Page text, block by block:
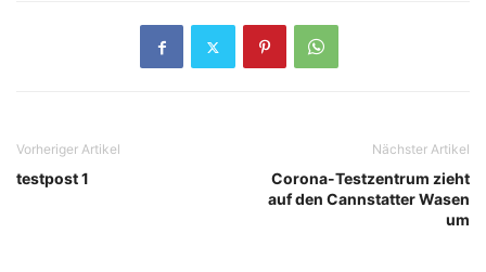
Vorheriger Artikel
testpost 1
Nächster Artikel
Corona-Testzentrum zieht
auf den Cannstatter Wasen
um